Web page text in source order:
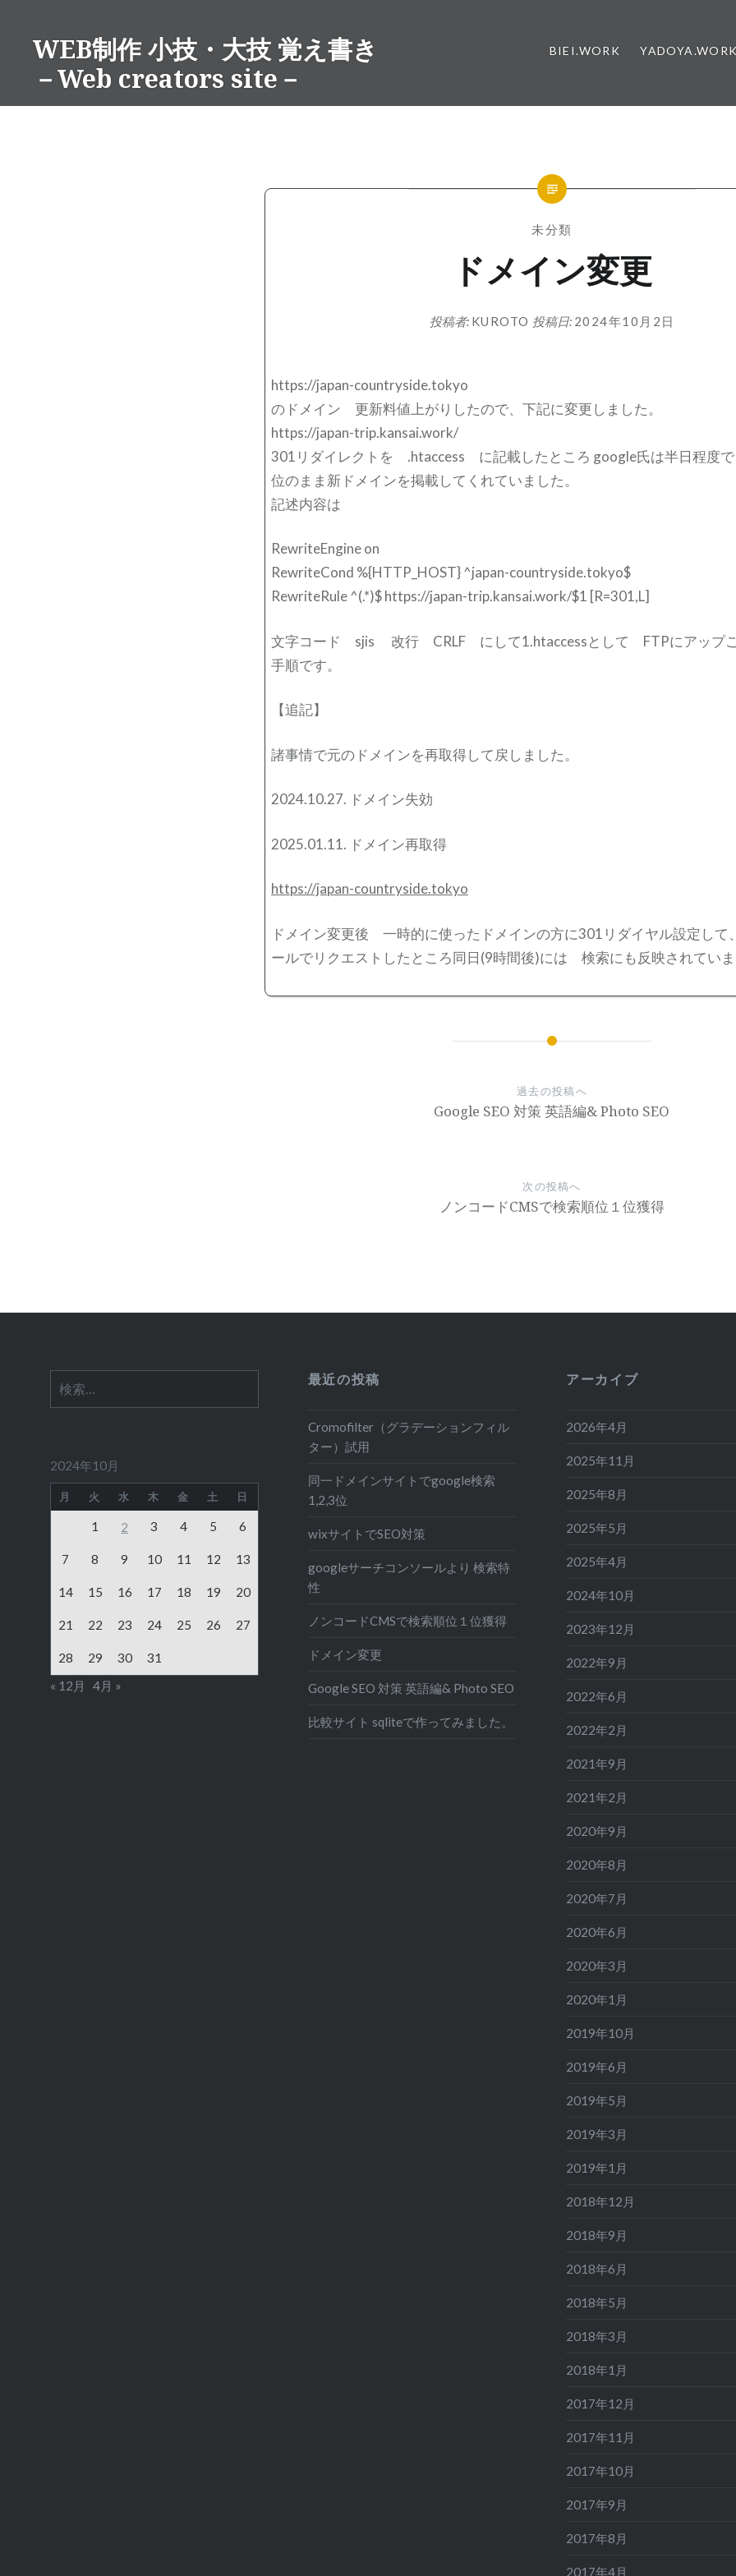
WEB制作 小技・大技 覚え書き
－Web creators site－
BIEI.WORK YADOYA.WORK
未分類
ドメイン変更
投稿者: KUROTO 投稿日: 2024年10月2日
https://japan-countryside.tokyo
のドメイン 更新料値上がりしたので、下記に変更しました。
https://japan-trip.kansai.work/
301リダイレクトを .htaccess に記載したところ google氏は半日程度で
位のまま新ドメインを掲載してくれていました。
記述内容は
RewriteEngine on
RewriteCond %{HTTP_HOST} ^japan-countryside.tokyo$
RewriteRule ^(.*)$ https://japan-trip.kansai.work/$1 [R=301,L]
文字コード sjis 改行 CRLF にして1.htaccessとして FTPにアップご
手順です。
【追記】
諸事情で元のドメインを再取得して戻しました。
2024.10.27. ドメイン失効
2025.01.11. ドメイン再取得
https://japan-countryside.tokyo
ドメイン変更後 一時的に使ったドメインの方に301リダイヤル設定して
ールでリクエストしたところ同日(9時間後)には 検索にも反映されていま
過去の投稿へ
Google SEO 対策 英語編& Photo SEO
次の投稿へ
ノンコードCMSで検索順位１位獲得
索:
最近の投稿
Cromofilter（グラデーションフィル
ター）試用
同一ドメインサイトでgoogle検索
1,2,3位
wixサイトでSEO対策
googleサーチコンソールより 検索特
性
ノンコードCMSで検索順位１位獲得
ドメイン変更
Google SEO 対策 英語編& Photo SEO
比較サイト sqliteで作ってみました。
アーカイブ
2026年4月
2025年11月
2025年8月
2025年5月
2025年4月
2024年10月
2023年12月
2022年9月
2022年6月
2022年2月
2021年9月
2021年2月
2020年9月
2020年8月
2020年7月
2020年6月
2020年3月
2020年1月
2019年10月
2019年6月
2019年5月
2019年3月
2019年1月
2018年12月
2018年9月
2018年6月
2018年5月
2018年3月
2018年1月
2017年12月
2017年11月
2017年10月
2017年9月
2017年8月
2017年4月
2024年10月
月 火 水 木 金 土 日
1 2 3 4 5 6
7 8 9 10 11 12 13
14 15 16 17 18 19 20
21 22 23 24 25 26 27
28 29 30
31
« 12月
4月 »